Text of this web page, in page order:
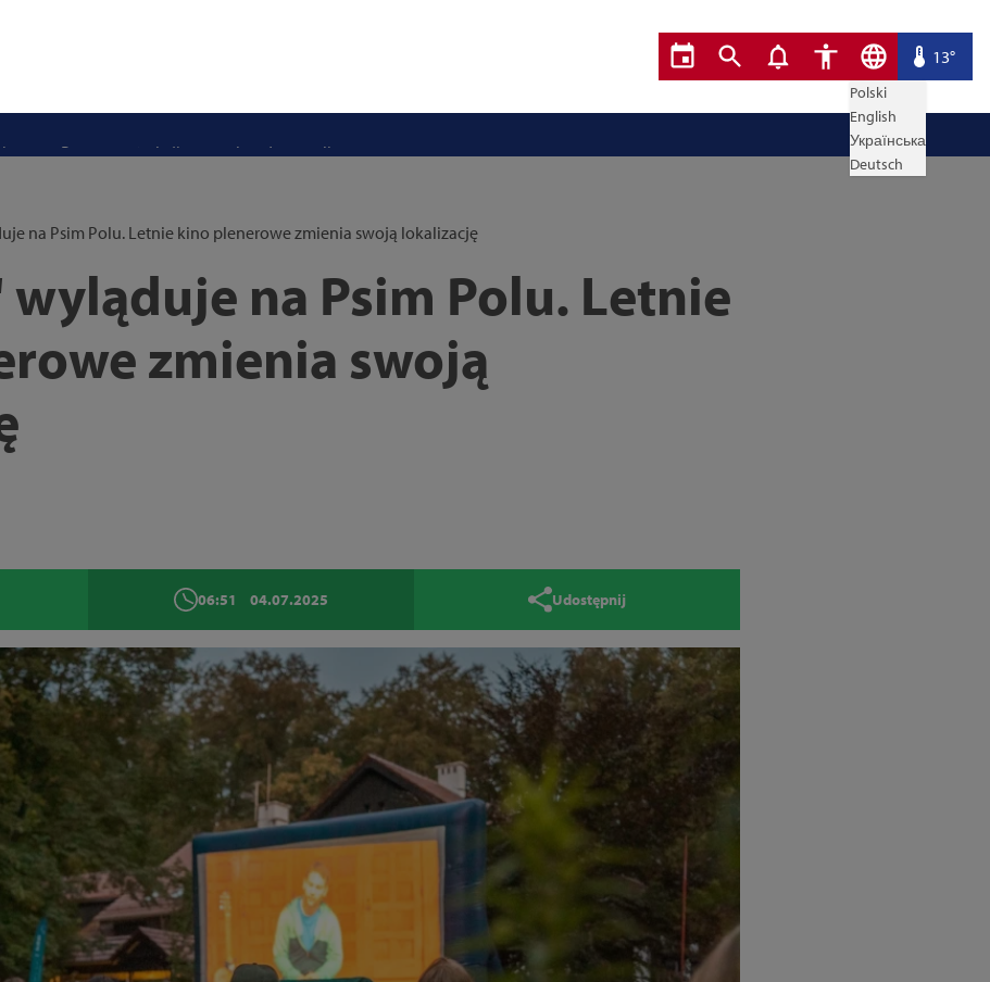
Polski
English
Українська
Deutsch
13°
na Psim Polu. Letnie kino plenerowe zmienia swoją lokalizację
wyląduje na Psim Polu. Letnie
zmienia swoją
06:51 04.07.2025 Udostępnij